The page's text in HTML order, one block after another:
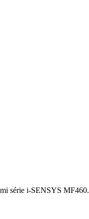
série i-SENSYS MF460.